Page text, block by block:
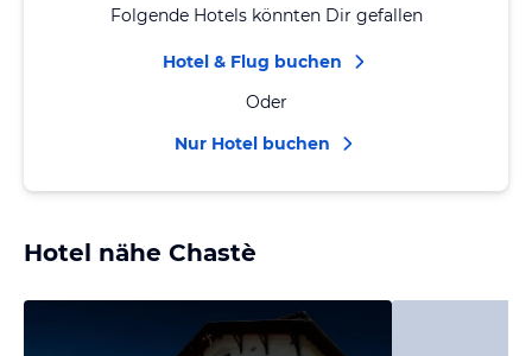
Folgende Hotels könnten Dir gefallen
Hotel & Flug buchen
Oder
Nur Hotel buchen
Hotel nähe Chastè